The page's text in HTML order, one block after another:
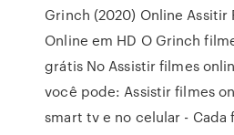
Grinch (2020) Online Assitir
Online em HD O Grinch
grátis No Assistir filmes
você pode: Assistir filmes
smart tv e no celular - Cada